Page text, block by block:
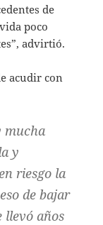
de
poco
advirtió.
acudir con
mucha
y
riesgo la
de bajar
llevó años